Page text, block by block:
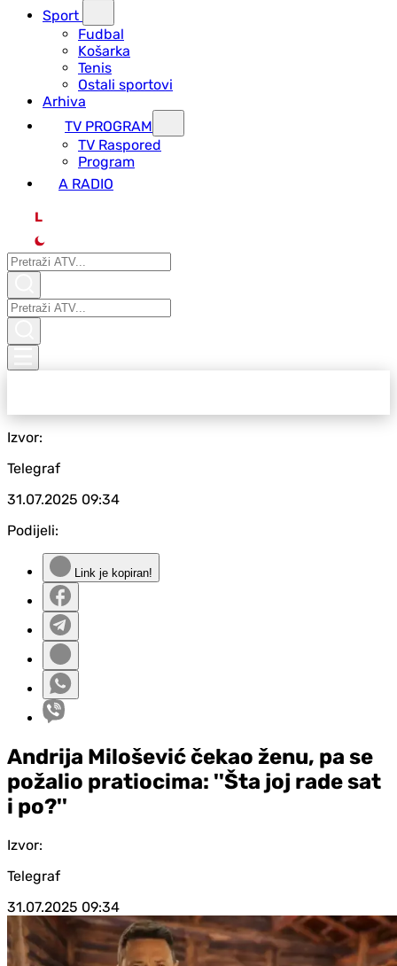
Sport
Fudbal
Košarka
Tenis
Ostali sportovi
Arhiva
TV PROGRAM
ТV Raspored
Program
A RADIO
L
Izvor:
Telegraf
31.07.2025 09:34
Podijeli:
Link je kopiran!
Andrija Milošević čekao ženu, pa se
požalio pratiocima: ''Šta joj rade sat
i po?''
Izvor:
Telegraf
31.07.2025 09:34